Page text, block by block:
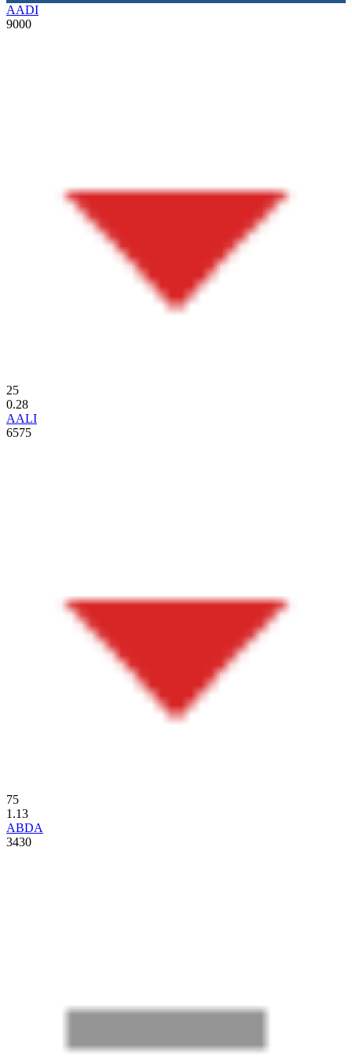
AADI
9000
25
0.28
AALI
6575
75
1.13
ABDA
3430